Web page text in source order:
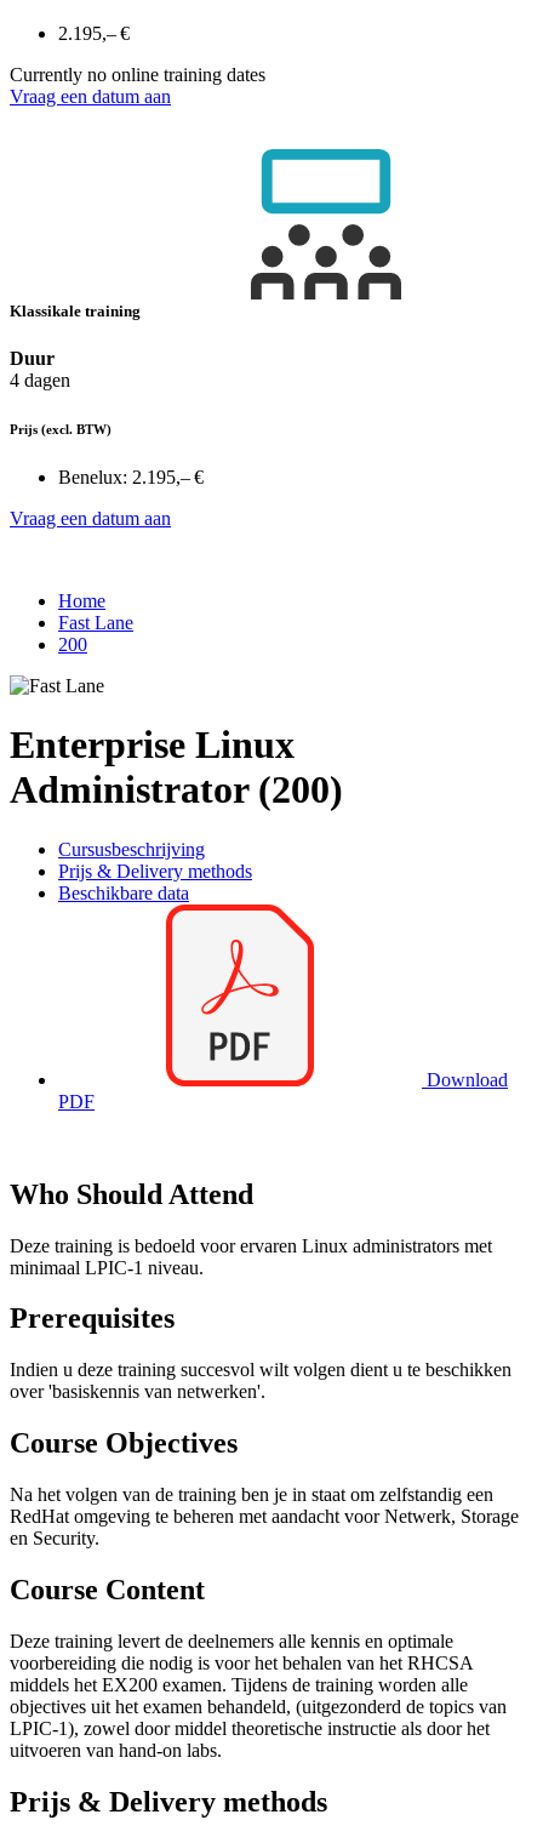
2.195,– €
Currently no online training dates
Vraag een datum aan
Klassikale training
Duur
4 dagen
Prijs (excl. BTW)
Benelux: 2.195,– €
Vraag een datum aan
Home
Fast Lane
200
Enterprise Linux
Administrator (200)
Cursusbeschrijving
Prijs & Delivery methods
Beschikbare data
Download
PDF
Who Should Attend
Deze training is bedoeld voor ervaren Linux administrators met
minimaal LPIC-1 niveau.
Prerequisites
Indien u deze training succesvol wilt volgen dient u te beschikken
over 'basiskennis van netwerken'.
Course Objectives
Na het volgen van de training ben je in staat om zelfstandig een
RedHat omgeving te beheren met aandacht voor Netwerk, Storage
en Security.
Course Content
Deze training levert de deelnemers alle kennis en optimale
voorbereiding die nodig is voor het behalen van het RHCSA
middels het EX200 examen. Tijdens de training worden alle
objectives uit het examen behandeld, (uitgezonderd de topics van
LPIC-1), zowel door middel theoretische instructie als door het
uitvoeren van hand-on labs.
Prijs & Delivery methods